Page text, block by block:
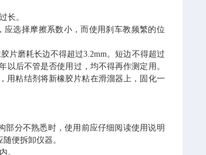
长。
应选择摩擦系数小，而使用刹车教频繁的位
片磨耗长边不得超过3.2mm。短边不得超过
后不管是否使用过，均不得再作测定用。
用粘结剂将新橡胶片粘在滑溜器上，固化一
部分不熟悉时，使用前应仔细阅读使用说明
便拆卸仪器。
。